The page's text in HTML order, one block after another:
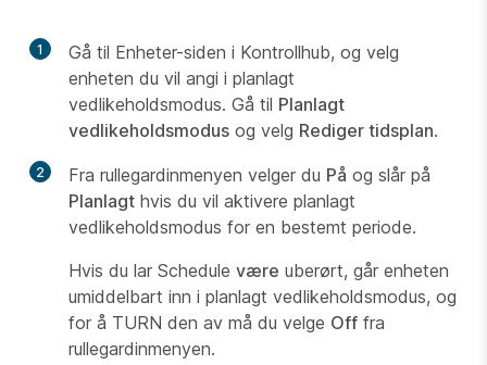
1 Gå til Enheter-siden i Kontrollhub, og velg
enheten du vil angi i planlagt
vedlikeholdsmodus. Gå til Planlagt
vedlikeholdsmodus og velg Rediger tidsplan.
2 Fra rullegardinmenyen velger du På og slår på
Planlagt hvis du vil aktivere planlagt
vedlikeholdsmodus for en bestemt periode.
Hvis du lar Schedule være uberørt, går enheten
umiddelbart inn i planlagt vedlikeholdsmodus, og
for å TURN den av må du velge Off fra
rullegardinmenyen.